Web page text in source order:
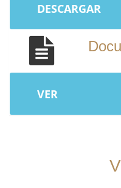
DESCARGAR
VER